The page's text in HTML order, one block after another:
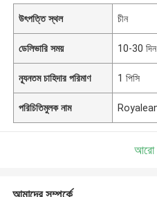
উৎপত্তি স্থল চীন
ডেলিভারি সময় 10-30 দিন
ন্যূনতম চাহিদার পরিমাণ 1 পিসি
পরিচিতিমুলক নাম
আরো